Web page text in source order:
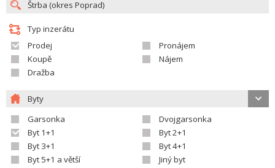
Typ inzerátu
Prodej
Pronájem
Koupě
Nájem
Dražba
Byty
Garsonka
Dvojgarsonka
Byt 1+1
Byt 2+1
Byt 3+1
Byt 4+1
Byt 5+1 a větší
Jiný byt